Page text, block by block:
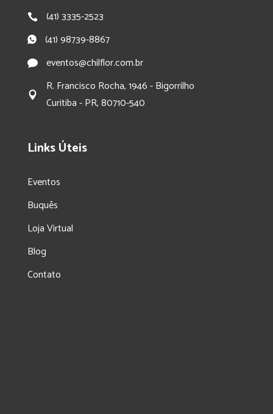
(41) 3335-2523
(41) 98739-8867
eventos@chilflor.com.br
R. Francisco Rocha, 1946 - Bigorrilho
Curitiba - PR, 80710-540
Links Úteis
Eventos
Buquês
Loja Virtual
Blog
Contato